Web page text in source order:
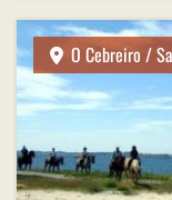
O Cebreiro /